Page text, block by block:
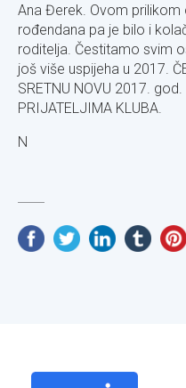
Ana Đerek. Ovom prilikom
rođendana pa je bilo i
roditelja. Čestitamo svim
još više uspijeha u 2017.
SRETNU NOVU 2017.
PRIJATELJIMA KLUBA.
N